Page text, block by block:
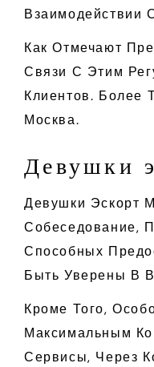
Взаимодействии
Как Отмечают
Связи С Этим
Клиентов. Более
Москва.
Девушки
Девушки Эскорт
Собеседование,
Способных
Быть Уверены В
Кроме Того,
Максимальным
Сервисы, Через